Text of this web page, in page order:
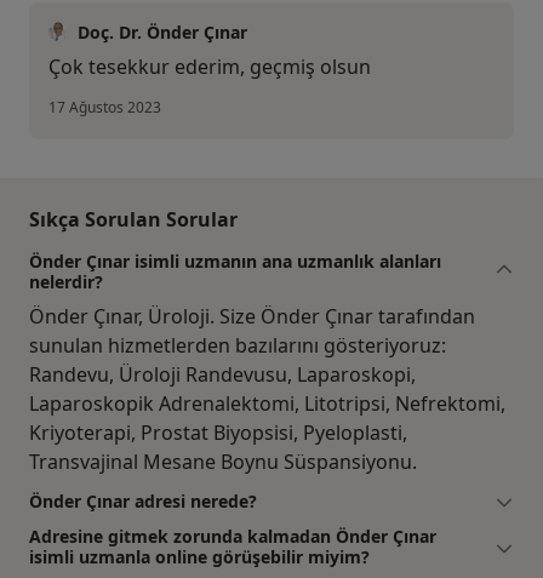
Doç. Dr. Önder Çınar
Çok tesekkur ederim, geçmiş olsun
17 Ağustos 2023
Sıkça Sorulan Sorular
Önder Çınar isimli uzmanın ana uzmanlık alanları
nelerdir?
Önder Çınar, Üroloji. Size Önder Çınar tarafından
sunulan hizmetlerden bazılarını gösteriyoruz:
Randevu, Üroloji Randevusu, Laparoskopi,
Laparoskopik Adrenalektomi, Litotripsi, Nefrektomi,
Kriyoterapi, Prostat Biyopsisi, Pyeloplasti,
Transvajinal Mesane Boynu Süspansiyonu.
Önder Çınar adresi nerede?
Adresine gitmek zorunda kalmadan Önder Çınar
isimli uzmanla online görüşebilir miyim?